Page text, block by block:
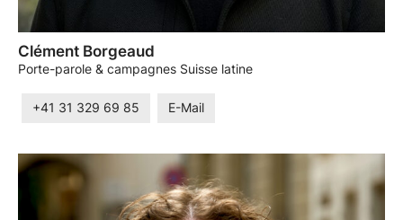
Clément Borgeaud
Porte-parole & campagnes Suisse latine
+41 31 329 69 85 E-Mail